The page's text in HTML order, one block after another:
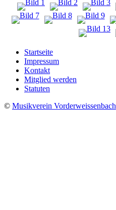
Startseite
Impressum
Kontakt
Mitglied werden
Statuten
© Musikverein Vorderweissenbach